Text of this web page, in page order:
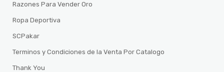
Razones Para Vender Oro
Ropa Deportiva
SCPakar
Terminos y Condiciones de la Venta Por Catalogo
Thank You